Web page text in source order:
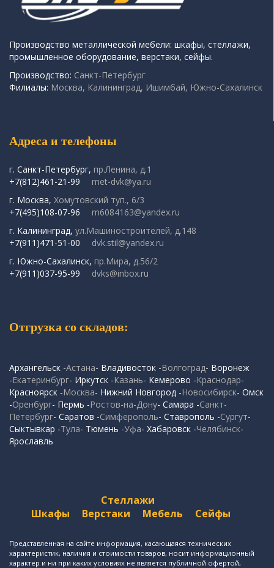
Производство металлической мебели: шкафы, стеллажи,
промышленное оборудование, верстаки, сейфы.
Производство: Санкт-Петербург
Филиалы: Москва, Калининград, Ишимбай, Южно-Сахалинск
Адреса и телефоны
г. Санкт-Петербург, пр.Ленина, д.1
+7(812)461-21-99
met-dvk@ya.ru
г. Москва, Хомутовский туп., 6/3
+7(495)108-07-96
m6084163@yandex.ru
г. Калининград, ул.Машиностроителей, д.148
+7(911)471-51-00
dvk.stil@yandex.ru
г. Южно-Сахалинск, пр.Мира, д.56/2
+7(911)037-95-99
dvks@inbox.ru
Отгрузка со складов:
Архангельск -Астана- Владивосток -Волгоград- Воронеж
-Екатеринбург- Иркутск -Казань- Кемерово -Краснодар-
Красноярск -Москва- Нижний Новгород -Новосибирск- Омск
-Оренбург- Пермь -Ростов-на-Дону- Самара -Санкт-
Петербург- Саратов -Симферополь- Ставрополь -Сургут-
Сыктывкар -Тула- Тюмень -Уфа- Хабаровск -Челябинск-
Ярославль
Стеллажи
Шкафы
Верстаки Мебель Сейфы
Представленная на сайте информация, касающаяся технических
характеристик, наличия и стоимости товаров, носит информационный
характер и ни при каких условиях не является публичной офертой,